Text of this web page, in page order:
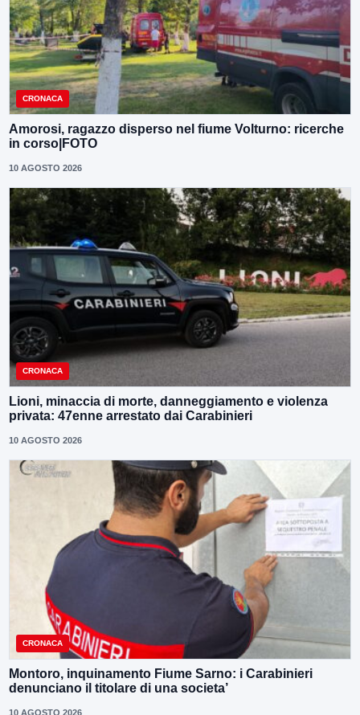
CRONACA
Amorosi, ragazzo disperso nel fiume Volturno: ricerche
in corso|FOTO
10 AGOSTO 2026
CRONACA
Lioni, minaccia di morte, danneggiamento e violenza
privata: 47enne arrestato dai Carabinieri
10 AGOSTO 2026
CRONACA
Montoro, inquinamento Fiume Sarno: i Carabinieri
denunciano il titolare di una societa’
10 AGOSTO 2026